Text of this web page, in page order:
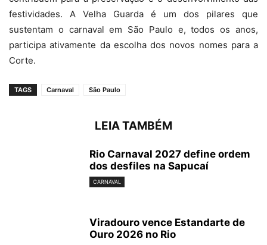
festividades. A Velha Guarda é um dos pilares que
sustentam o carnaval em São Paulo e, todos os anos,
participa ativamente da escolha dos novos nomes para a
Corte.
TAGS Carnaval São Paulo
LEIA TAMBÉM
Rio Carnaval 2027 define ordem
dos desfiles na Sapucaí
CARNAVAL
Viradouro vence Estandarte de
Ouro 2026 no Rio